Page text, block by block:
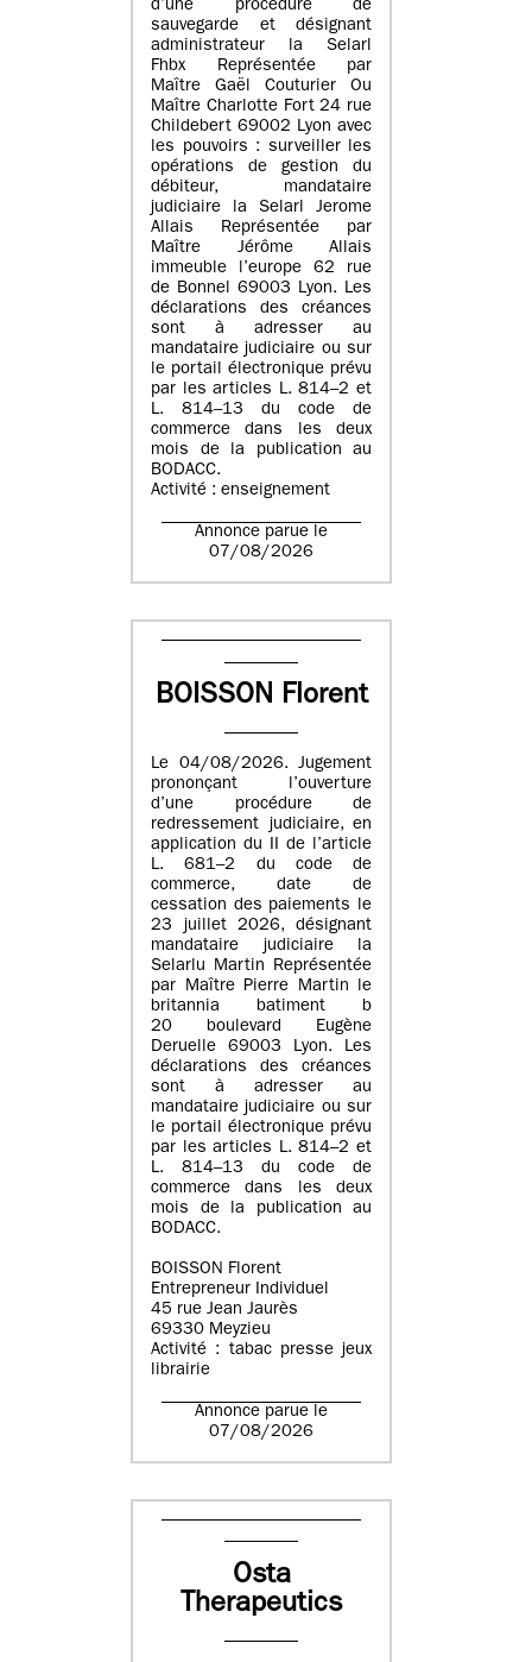
d’une procédure de
sauvegarde et désignant
administrateur la Selarl
Fhbx Représentée par
Maître Gaël Couturier Ou
Maître Charlotte Fort 24 rue
Childebert 69002 Lyon avec
les pouvoirs : surveiller les
opérations de gestion du
débiteur, mandataire
judiciaire la Selarl Jerome
Allais Représentée par
Maître Jérôme Allais
immeuble l’europe 62 rue
de Bonnel 69003 Lyon. Les
déclarations des créances
sont à adresser au
mandataire judiciaire ou sur
le portail électronique prévu
par les articles L. 814–2 et
L. 814–13 du code de
commerce dans les deux
mois de la publication au
BODACC.
Activité : enseignement
Annonce parue le
07/08/2026
BOISSON Florent
Le 04/08/2026. Jugement
prononçant l’ouverture
d’une procédure de
redressement judiciaire, en
application du II de l’article
L. 681–2 du code de
commerce, date de
cessation des paiements le
23 juillet 2026, désignant
mandataire judiciaire la
Selarlu Martin Représentée
par Maître Pierre Martin le
britannia batiment b
20 boulevard Eugène
Deruelle 69003 Lyon. Les
déclarations des créances
sont à adresser au
mandataire judiciaire ou sur
le portail électronique prévu
par les articles L. 814–2 et
L. 814–13 du code de
commerce dans les deux
mois de la publication au
BODACC.
BOISSON Florent
Entrepreneur Individuel
45 rue Jean Jaurès
69330 Meyzieu
Activité : tabac presse jeux
librairie
Annonce parue le
07/08/2026
Osta
Therapeutics